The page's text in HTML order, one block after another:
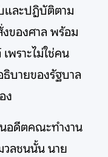
และปฏิบัติตาม
งของศาล พร้อม
พราะไม่ใช่คน
ธิบายของรัฐบาล
ง
อดีตคณะทำงาน
วลชนนั้น นาย